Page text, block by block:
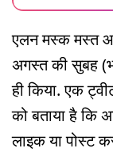
एलन मस्क मस्त
अगस्त की सुबह
ही किया. एक
को बताया है कि
लाइक या पोस्ट